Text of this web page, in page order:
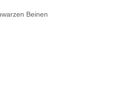
Beinen
Preis war: 280 €
Grau Menge